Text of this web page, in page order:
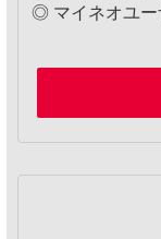
◎ マイネオユー